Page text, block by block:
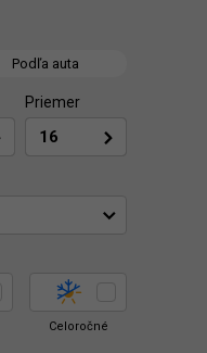
Podľa auta
Priemer
Celoročné